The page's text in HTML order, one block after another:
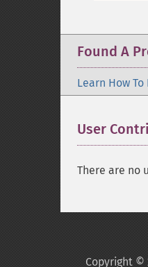
Found A
Learn How
User
There are no
Copyright ©